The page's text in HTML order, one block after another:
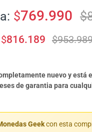
$769.990 $
$816.189 $
nuevo y está
de garantia para
Geekcon esta